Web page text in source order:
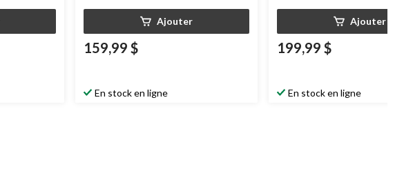
Ajouter
159,99 $
En stock en ligne
Ajouter
199,99 $
En stock en ligne